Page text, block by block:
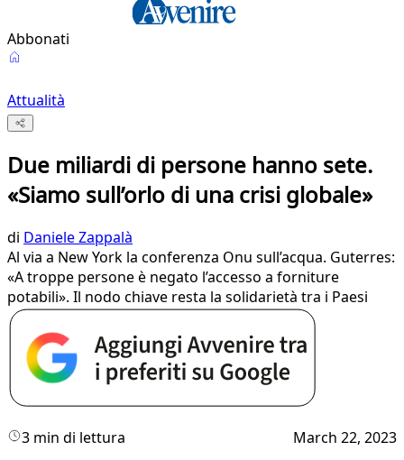
Abbonati
Attualità
Due miliardi di persone hanno sete.
«Siamo sull’orlo di una crisi globale»
di Daniele Zappalà
Al via a New York la conferenza Onu sull’acqua. Guterres:
«A troppe persone è negato l’accesso a forniture
potabili». Il nodo chiave resta la solidarietà tra i Paesi
3 min di lettura March 22, 2023